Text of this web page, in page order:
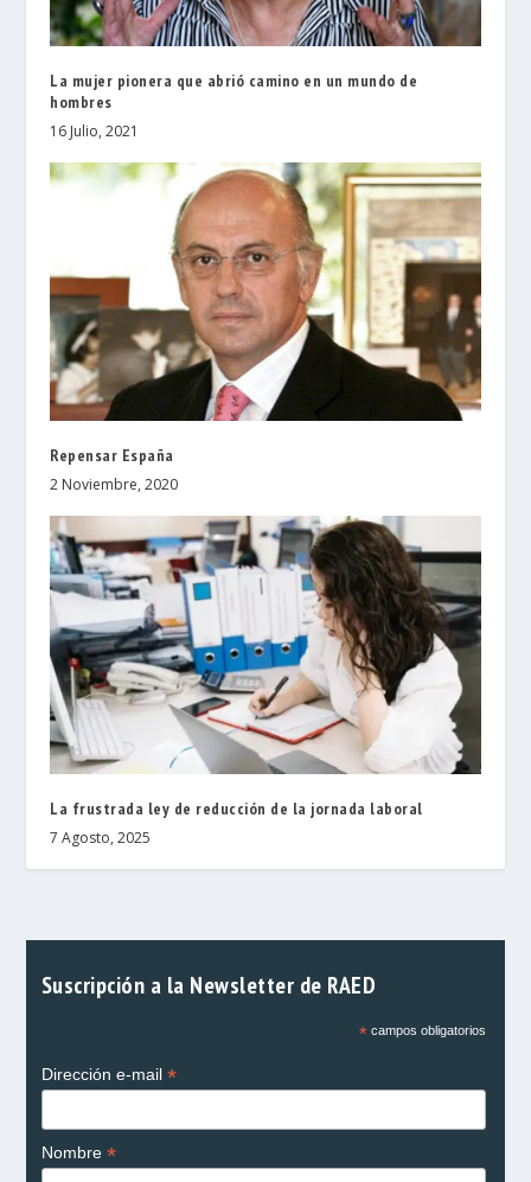
La mujer pionera que abrió camino en un mundo de
hombres
16 Julio, 2021
Repensar España
2 Noviembre, 2020
La frustrada ley de reducción de la jornada laboral
7 Agosto, 2025
Suscripción a la Newsletter de RAED
*campos obligatorios
Dirección e-mail *
Nombre *